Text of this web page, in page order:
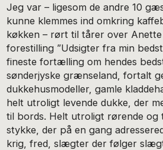
Jeg var – ligesom de andre 10
kunne klemmes ind omkring
køkken – rørt til tårer over
forestilling ”Udsigter fra min
fineste fortælling om hendes
sønderjyske grænseland, fortalt
dukkehusmodeller, gamle
helt utroligt levende dukke, der
til bords. Helt utroligt rørende og
stykke, der på en gang
krig, fred, slægter der følger